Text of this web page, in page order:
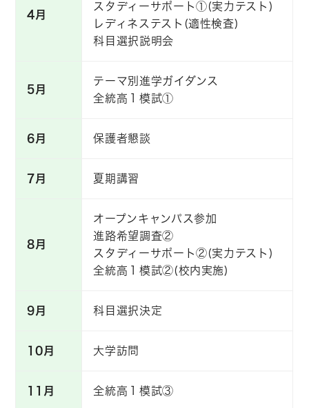
4月
スタディーサポート①(実力テスト)
レディネステスト(適性検査)
科目選択説明会
5月
テーマ別進学ガイダンス
全統高１模試①
6月 保護者懇談
7月 夏期講習
8月
オープンキャンパス参加
進路希望調査②
スタディーサポート②(実力テスト)
全統高１模試②(校内実施)
9月 科目選択決定
10月 大学訪問
11月 全統高１模試③